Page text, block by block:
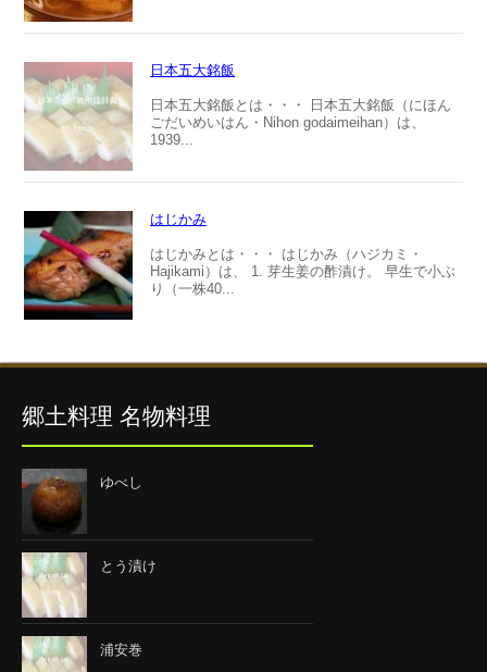
日本五大銘飯
日本五大銘飯とは・・・ 日本五大銘飯（にほん
ごだいめいはん・Nihon godaimeihan）は、
1939...
はじかみ
はじかみとは・・・ はじかみ（ハジカミ・
Hajikami）は、 1. 芽生姜の酢漬け。 早生で小ぶ
り（一株40...
郷土料理 名物料理
ゆべし
とう漬け
浦安巻